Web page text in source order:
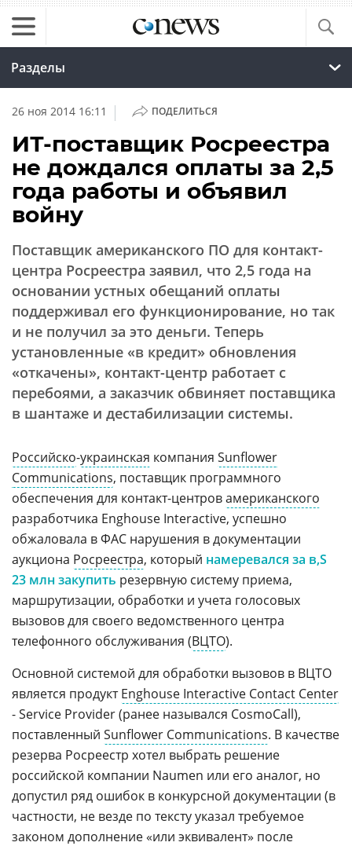
Разделы
26 ноя 2014 16:11 | ПОДЕЛИТЬСЯ
ИТ-поставщик Росреестра
не дождался оплаты за 2,5
года работы и объявил
войну
Поставщик американского ПО для контакт-
центра Росреестра заявил, что 2,5 года на
основании устных обещаний оплаты
поддерживал его функционирование, но так
и не получил за это деньги. Теперь
установленные «в кредит» обновления
«откачены», контакт-центр работает с
перебоями, а заказчик обвиняет поставщика
в шантаже и дестабилизации системы.
Российско-украинская компания Sunflower
Communications, поставщик программного
обеспечения для контакт-центровамериканского
разработчика Enghouse Interactive, успешно
обжаловала в ФАС нарушения в документации
аукциона Росреестра, который намеревался за
23 млн закупить резервную систему приема,
маршрутизации, обработки и учета голосовых
вызовов для своего ведомственного центра
телефонного обслуживания (ВЦТО).
Основной системой для обработки вызовов в ВЦТО
является продуктEnghouse Interactive Contact Center
- Service Provider (ранее назывался CosmoCall),
поставленный Sunflower Communications. В качестве
резерва Росреестр хотел выбрать решение
российской компании Naumen или его аналог, но
допустил ряд ошибок в конкурсной документации (в
частности, не везде по тексту указал требуемое
законом дополнение «или эквивалент» после